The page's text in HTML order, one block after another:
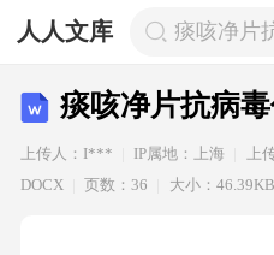
人人文库 痰咳净片
痰咳净片抗病
上传人：I*** IP属地：上海 上
DOCX
页数：36 大小：46.39KB